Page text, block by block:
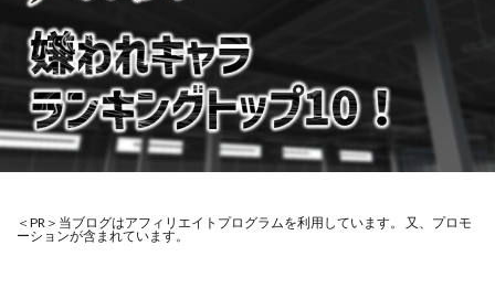
＜PR＞当ブログはアフィリエイトプログラムを利用しています。 又、プロモ
ーションが含まれています。